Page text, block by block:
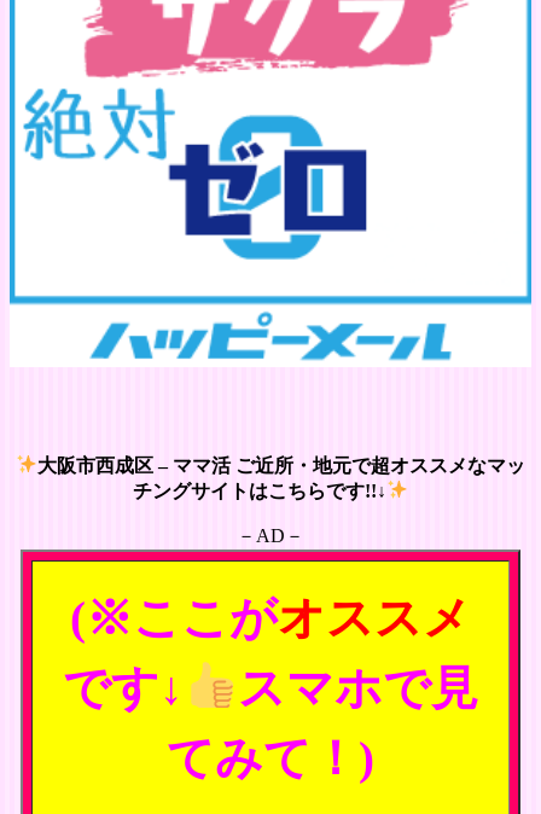
大阪市西成区 – ママ活 ご近所・地元で超オススメなマッ
チングサイトはこちらです!!↓
－AD－
(※ここがオススメ
です↓
スマホで見
てみて！)